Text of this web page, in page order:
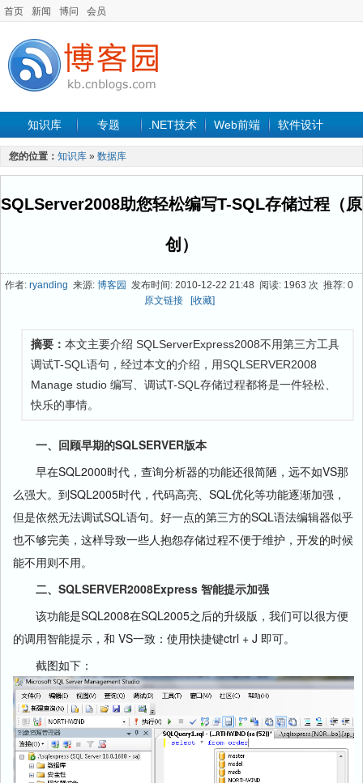
首页 新闻 博问 会员
知识库 专题 .NET技术 Web前端 软件设计
手机开发 软件工程
最新文章
您的位置： 知识库 » 数据库
SQLServer2008助您轻松编写T-SQL存储过程（原
创）
作者: ryanding 来源: 博客园 发布时间: 2010-12-22 21:48 阅读: 1963 次 推荐: 0
原文链接
[收藏]
摘要： 本文主要介绍 SQLServerExpress2008不用第三方工具
调试T-SQL语句，经过本文的介绍，用SQLSERVER2008
Manage studio 编写、调试T-SQL存储过程都将是一件轻松、
快乐的事情。
一、回顾早期的SQLSERVER版本
早在SQL2000时代，查询分析器的功能还很简陋，远不如VS那
么强大。到SQL2005时代，代码高亮、SQL优化等功能逐渐加强，
但是依然无法调试SQL语句。好一点的第三方的SQL语法编辑器似乎
也不够完美，这样导致一些人抱怨存储过程不便于维护，开发的时候
能不用则不用。
二、SQLSERVER2008Express 智能提示加强
该功能是SQL2008在SQL2005之后的升级版，我们可以很方便
的调用智能提示，和 VS一致：使用快捷键ctrl + J 即可。
截图如下：